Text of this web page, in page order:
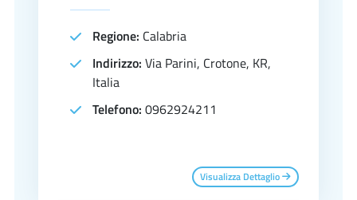
Regione: Calabria
Indirizzo: Via Parini, Crotone, KR,
Italia
Telefono: 0962924211
Visualizza Dettaglio